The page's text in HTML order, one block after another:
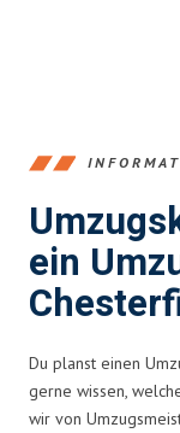
ein
Du planst einen
gerne wissen,
wir von